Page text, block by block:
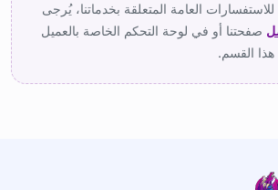
للاستفسارات العامة المتعلقة بخدماتنا، يُرجى
صفحتنا أو في لوحة التحكم الخاصة بالعميل
القسم.